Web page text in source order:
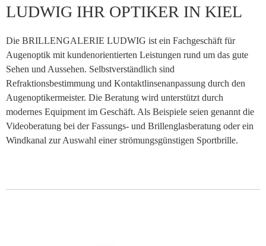
LUDWIG IHR OPTIKER IN KIEL
Die BRILLENGALERIE LUDWIG ist ein Fachgeschäft für
Augenoptik mit kundenorientierten Leistungen rund um das gute
Sehen und Aussehen. Selbstverständlich sind
Refraktionsbestimmung und Kontaktlinsenanpassung durch den
Augenoptikermeister. Die Beratung wird unterstützt durch
modernes Equipment im Geschäft. Als Beispiele seien genannt die
Videoberatung bei der Fassungs- und Brillenglasberatung oder ein
Windkanal zur Auswahl einer strömungsgünstigen Sportbrille.